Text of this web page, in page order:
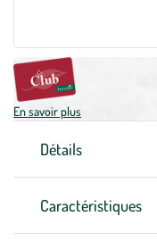
En savoir plus
Détails
Caractéristiques